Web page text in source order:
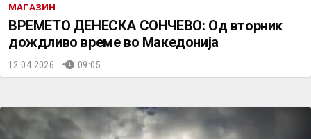
МАГАЗИН
ВРЕМЕТО ДЕНЕСКА СОНЧЕВО: Од вторник
дождливо време во Македонија
12.04.2026. 09:05